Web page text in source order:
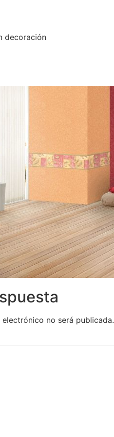
decoración
no será publicada.